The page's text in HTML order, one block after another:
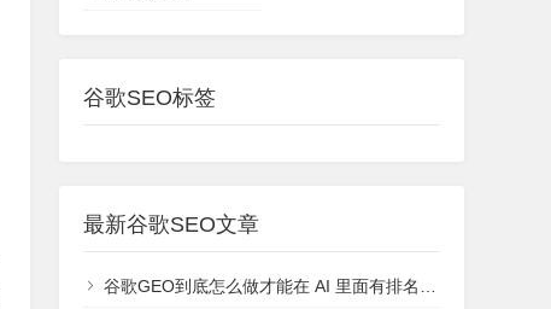
谷歌SEO标签
最新谷歌SEO文章
谷歌GEO到底怎么做才能在 AI 里面有排名或者能够被引用？